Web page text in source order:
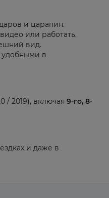
и царапин.
или работать.
вид.
удобными в
/ 2019), включая 9-го, 8-
и даже в